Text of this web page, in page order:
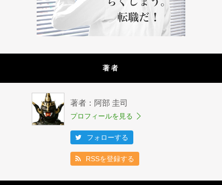
著者
著者：阿部 圭司
プロフィールを見る
フォローする
RSSを登録する